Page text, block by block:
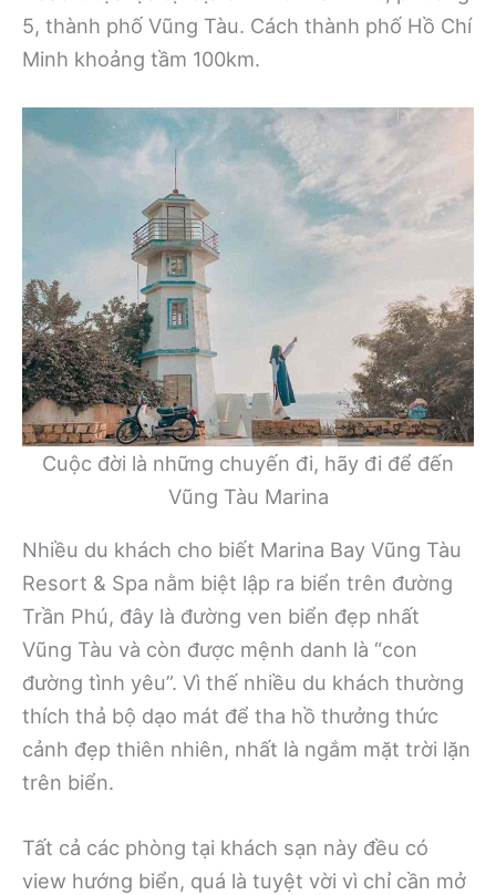
5, thành phố Vũng Tàu. Cách thành phố Hồ Chí
Minh khoảng tầm 100km.
Cuộc đời là những chuyến đi, hãy đi để đến
Vũng Tàu Marina
Nhiều du khách cho biết Marina Bay Vũng Tàu
Resort & Spa nằm biệt lập ra biển trên đường
Trần Phú, đây là đường ven biển đẹp nhất
Vũng Tàu và còn được mệnh danh là “con
đường tình yêu”. Vì thế nhiều du khách thường
thích thả bộ dạo mát để tha hồ thưởng thức
cảnh đẹp thiên nhiên, nhất là ngắm mặt trời lặn
trên biển.
Tất cả các phòng tại khách sạn này đều có
view hướng biển, quá là tuyệt vời vì chỉ cần mở